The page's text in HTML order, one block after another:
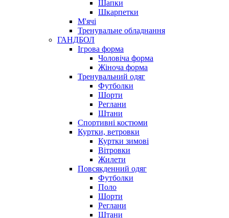
Шапки
Шкарпетки
М'ячі
Тренувальне обладнання
ГАНДБОЛ
Ігрова форма
Чоловіча форма
Жіноча форма
Тренувальний одяг
Футболки
Шорти
Реглани
Штани
Спортивні костюми
Куртки, ветровки
Куртки зимові
Вітровки
Жилети
Повсякденний одяг
Футболки
Поло
Шорти
Реглани
Штани